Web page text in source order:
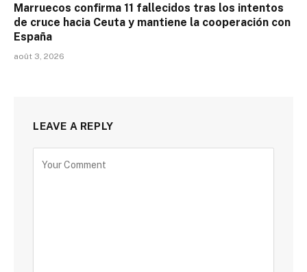
Marruecos confirma 11 fallecidos tras los intentos
de cruce hacia Ceuta y mantiene la cooperación con
España
août 3, 2026
LEAVE A REPLY